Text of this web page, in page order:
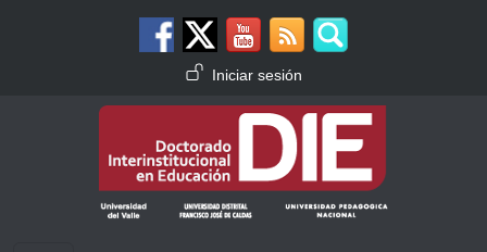
Menú de cuenta de usuario
Iniciar sesión